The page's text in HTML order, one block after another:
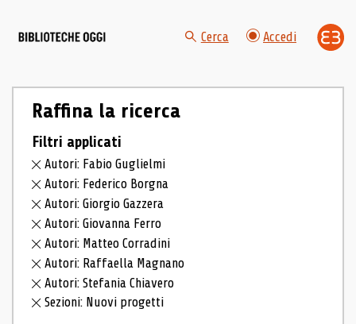
Cerca Accedi
Raffina la ricerca
Filtri applicati
Autori: Fabio Guglielmi
Autori: Federico Borgna
Autori: Giorgio Gazzera
Autori: Giovanna Ferro
Autori: Matteo Corradini
Autori: Raffaella Magnano
Autori: Stefania Chiavero
Sezioni: Nuovi progetti